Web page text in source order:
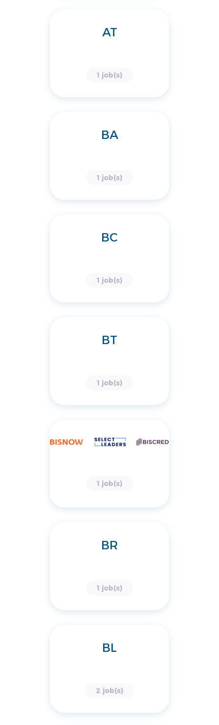
AT
1 job(s)
BA
1 job(s)
BC
1 job(s)
BT
1 job(s)
1 job(s)
BR
1 job(s)
BL
2 job(s)